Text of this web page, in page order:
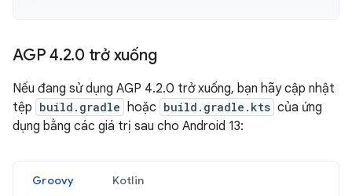
AGP 4.2.0 trở xuống
Nếu đang sử dụng AGP 4.2.0 trở xuống, bạn hãy cập nhật
tệp build.gradle hoặc build.gradle.kts của ứng
dụng bằng các giá trị sau cho Android 13:
Groovy Kotlin